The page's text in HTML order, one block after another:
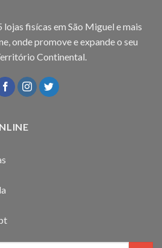
lojas fisícas em São Miguel e mais
onde promove e expande o seu
Continental.